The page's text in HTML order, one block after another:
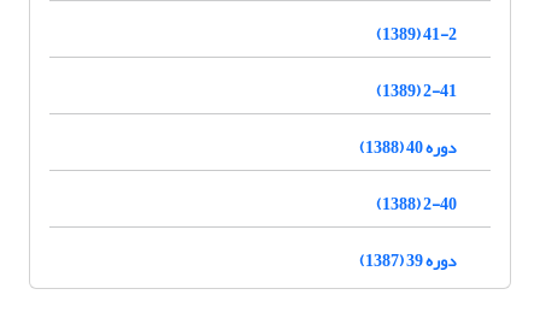
41-2 (1389)
2-41 (1389)
دوره 40 (1388)
2-40 (1388)
دوره 39 (1387)